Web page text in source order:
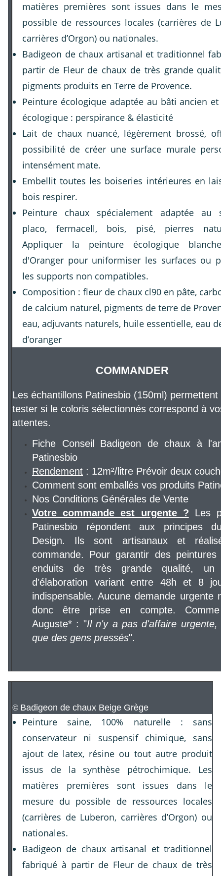
matières premières sont issues dans le
possible de ressources locales (carrières de
carrières d’Orgon) ou nationales.
Badigeon de chaux artisanal et traditionnel
partir de Fleur de chaux de très grande
pigments produits en Terre de Provence.
Peinture écologique adaptée au bâti ancien
écologique : perspirance & élasticité
Lait de chaux nuancé, légèrement brossé,
possibilité de créer une surface murale
intensément mate.
Embellit toutes les boiseries intérieures en
bois respirer.
Peinture chaux spécialement adaptée au
placo, fermacell, bois, pisé, pierres
Appliquer la peinture écologique
d'Oranger pour uniformiser les surfaces ou
les supports non compatibles.
Composition : fleur de chaux cl90 en pâte,
de calcium naturel, pigments de terre de
eau, adjuvants naturels, huile essentielle, eau
d’oranger
COMMANDER
Les échantillons Patinesbio (150ml) permettent
tester si le coloris sélectionnés correspond à
attentes.
Fiche Conseil Badigeon de chaux à
Patinesbio
Rendement : 12m²/litre Prévoir deux
Comment sont emballés vos produits
Nos Conditions Générales de Vente
Votre commande est urgente ? Les
Patinesbio répondent aux principes
Design. Ils sont artisanaux et
commande. Pour garantir des
enduits de très grande qualité, un
d'élaboration variant entre 48h et 8
indispensable. Aucune demande urgente
donc être prise en compte.
Auguste* : "Il n'y a pas d'affaire
que des gens pressés".
© Badigeon de chaux Beige Grège
Peinture saine, 100% naturelle : sans
conservateur ni suspensif chimique, sans
ajout de latex, résine ou tout autre produit
issus de la synthèse pétrochimique. Les
matières premières sont issues dans le
mesure du possible de ressources locales
(carrières de Luberon, carrières d’Orgon) ou
nationales.
Badigeon de chaux artisanal et traditionnel
fabriqué à partir de Fleur de chaux de très